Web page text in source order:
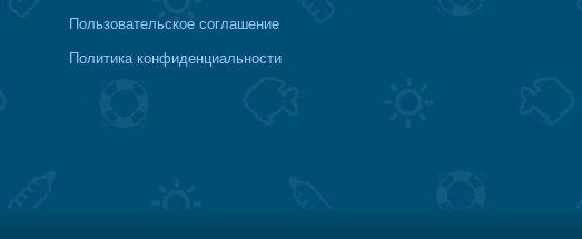
Пользовательское соглашение
Политика конфиденциальности